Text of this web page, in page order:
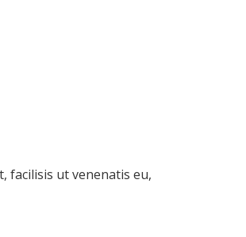
facilisis ut venenatis eu,